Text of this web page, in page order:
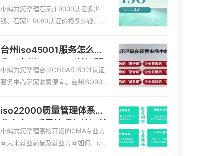
成服务资质认证的申请书相关iso体系
认证知识，详情可查看下方正文！
司
小编为您整理石家庄9000认证多少
钱、石家庄9000认证价格多少钱、石
00认证价格贵吗、石家庄9000认证费
用大概多钱相关iso体系认证知识，详
情可查看下方正文！
台州iso45001服务怎么收
务怎么收费
小编为您整理台州OHSAS18001认证
服务中心哪家收费便宜、台州ISO900
E认证,台州机械机电CE认证、CE认证
怎么收费、温州科普ISO45001职业健
康安全管理体系认证收费标准是什么
相关iso体系认证知识，详情可查看下
iso22000质量管理体系就
业方向
小编为您整理高校开设的CMA专业方
向未来就业前景及就业方向如何、cm